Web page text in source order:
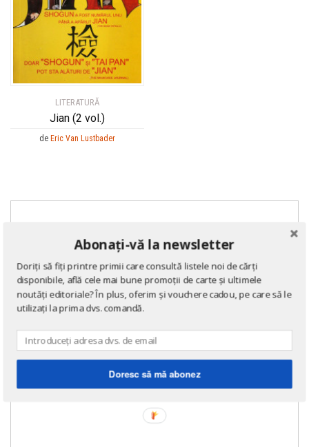
LITERATURĂ
Jian (2 vol.)
de Eric Van Lustbader
Abonați-vă la newsletter
Doriți să fiți printre primii care consultă listele noi de cărți
disponibile, află cele mai bune promoții de carte și ultimele
noutăți editoriale? În plus, oferim și vouchere cadou, pe care să le
utilizați la prima dvs. comandă.
Doresc să mă abonez